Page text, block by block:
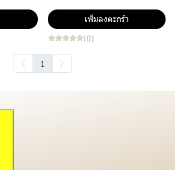
เพิ่มลงตะกร้า
(0)
1